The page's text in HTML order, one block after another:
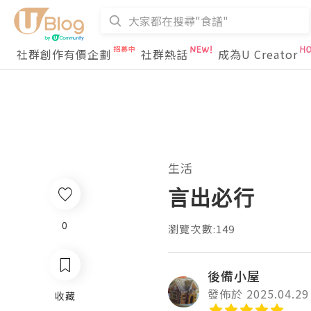
社群創作有價企劃 社群熱話 成為U Creator
生活
言出必行
瀏覽次數:149
後備小屋
發佈於 2025.04.29
0
收藏